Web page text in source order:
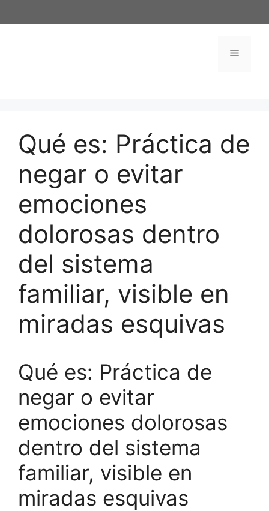
al
Menú
Qué es: Práctica de
negar o evitar
emociones
dolorosas dentro
del sistema
familiar, visible en
miradas esquivas
Qué es: Práctica de
negar o evitar
emociones dolorosas
dentro del sistema
familiar, visible en
miradas esquivas